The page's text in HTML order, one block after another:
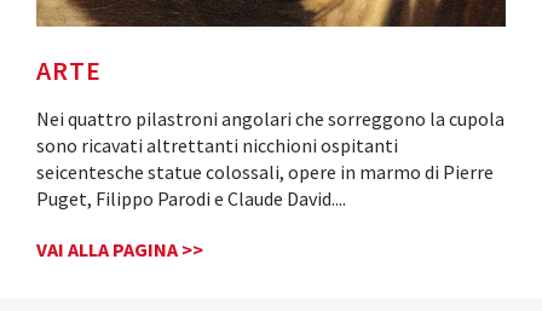
ARTE
Nei quattro pilastroni angolari che sorreggono la cupola
sono ricavati altrettanti nicchioni ospitanti
seicentesche statue colossali, opere in marmo di Pierre
Puget, Filippo Parodi e Claude David....
VAI ALLA PAGINA >>